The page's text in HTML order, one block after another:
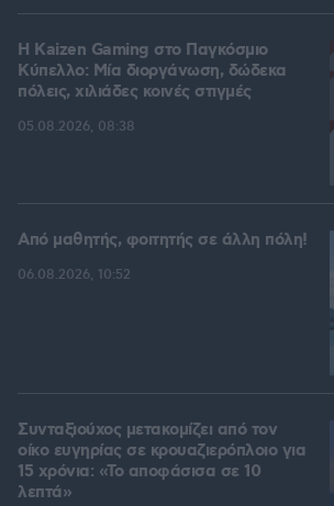
H Kaizen Gaming στο Παγκόσμιο
Kύπελλο: Μία διοργάνωση, δώδεκα
πόλεις, χιλιάδες κοινές στιγμές
05.08.2026, 08:38
Από μαθητής, φοιτητής σε άλλη πόλη!
06.08.2026, 10:52
Συνταξιούχος μετακομίζει από τον
οίκο ευγηρίας σε κρουαζιερόπλοιο για
15 χρόνια: «Το αποφάσισα σε 10
λεπτά»